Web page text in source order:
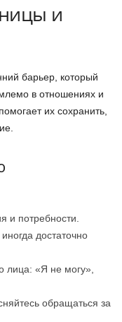
и
барьер, который
в отношениях и
их сохранить,
и потребности.
достаточно
лица: «Я не могу»,
обращаться за